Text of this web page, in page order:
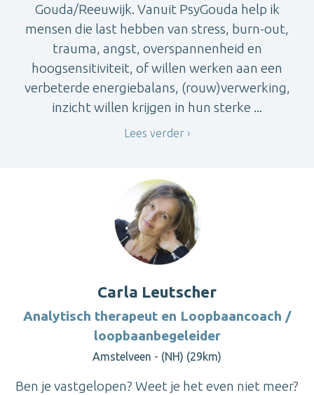
Gouda/Reeuwijk. Vanuit PsyGouda help ik
mensen die last hebben van stress, burn-out,
trauma, angst, overspannenheid en
hoogsensitiviteit, of willen werken aan een
verbeterde energiebalans, (rouw)verwerking,
inzicht willen krijgen in hun sterke ...
Lees verder
Carla Leutscher
Analytisch therapeut en Loopbaancoach /
loopbaanbegeleider
Amstelveen - (NH) (29km)
Ben je vastgelopen? Weet je het even niet meer?